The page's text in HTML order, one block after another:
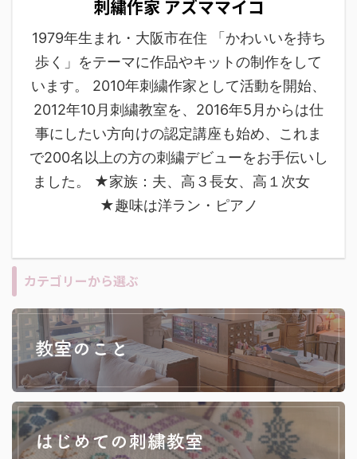
刺繍作家 アズママイコ
1979年生まれ・大阪市在住 「かわいいを持ち
歩く」をテーマに作品やキットの制作をして
います。 2010年刺繍作家として活動を開始、
2012年10月刺繍教室を、2016年5月からは仕
事にしたい方向けの認定講座も始め、これま
で200名以上の方の刺繍デビューをお手伝いし
ました。 ★家族：夫、高３長女、高１次女
★趣味は洋ラン・ピアノ
カテゴリーから選ぶ